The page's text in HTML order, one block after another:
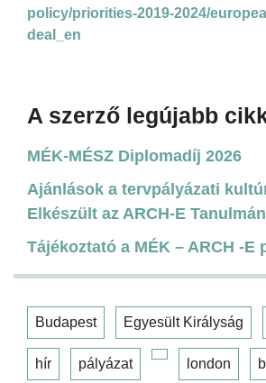
policy/priorities-2019-2024/
deal_en
A szerző legújabb
MÉK-MÉSZ Diplomadíj 2026
Ajánlások a tervpályázati
Elkészült az ARCH-E
Tájékoztató a MÉK – ARCH -E
Budapest Egyesült Királyság
hír pályázat london